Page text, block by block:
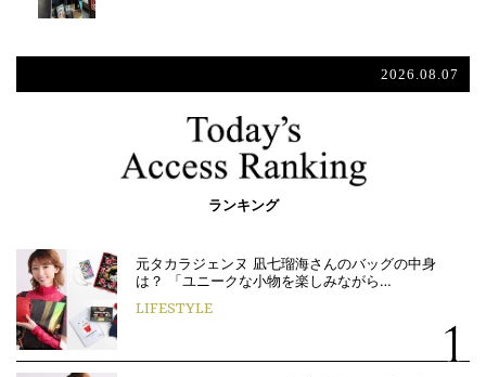
2026.08.07
ランキング
元タカラジェンヌ 凪七瑠海さんのバッグの中身
は？ 「ユニークな小物を楽しみながら…
LIFESTYLE